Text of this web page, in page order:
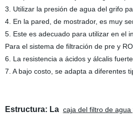
3. Utilizar la presión de agua del grifo
4. En la pared, de mostrador, es muy
5. Este es adecuado para utilizar en el
Para el sistema de filtración de pre y
6. La resistencia a ácidos y álcalis
7. A bajo costo, se adapta a diferentes
Estructura: La caja del filtro de